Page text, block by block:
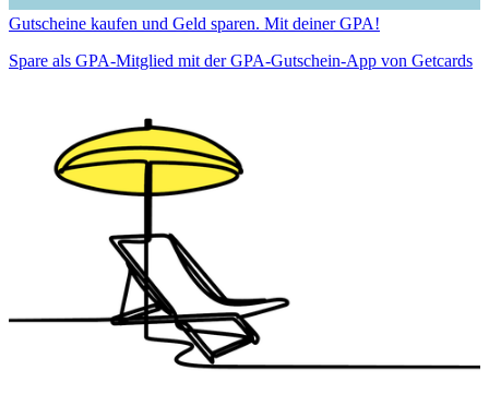
Gutscheine kaufen und Geld sparen. Mit deiner GPA!
Spare als GPA-Mitglied mit der GPA-Gutschein-App von Getcards